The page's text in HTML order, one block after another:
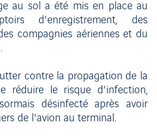
au sol a été mis en place au
d'enregistrement, des
compagnies aériennes et du
contre la propagation de la
réduire le risque d'infection,
désinfecté après avoir
de l'avion au terminal.